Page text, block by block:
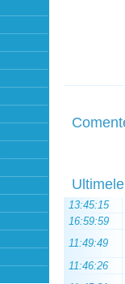
13:45:15
16:59:59
11:49:49
11:46:26